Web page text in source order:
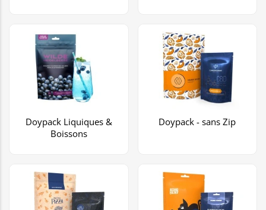
Doypack Liquiques &
Boissons
Doypack - sans Zip